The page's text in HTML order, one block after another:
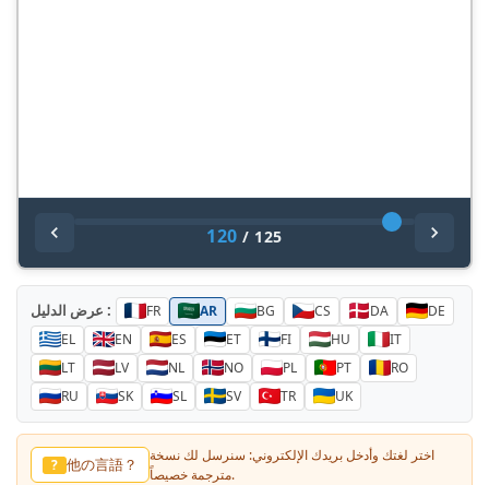
120 / 125
عرض الدليل : FR AR BG CS DA
DE
EL
EN ES ET FI HU
IT
LT
LV NL NO PL PT
RO
RU
SK SL SV TR UK
? 其他语言？
اختر لغتك وأدخل بريدك الإلكتروني: سنرسل لك نسخة
مترجمة خصيصاً.